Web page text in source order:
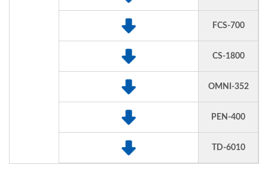
FCS-700
CS-1800
OMNI-352
PEN-400
TD-6010